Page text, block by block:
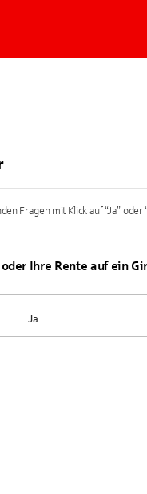
Fragen mit Klick auf “Ja” oder
Ihre Rente auf ein
Ja